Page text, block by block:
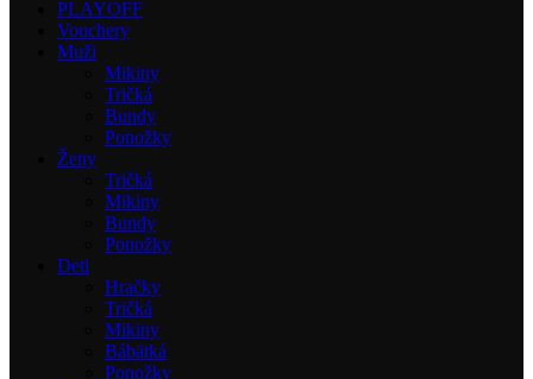
PLAYOFF
Vouchery
Muži
Mikiny
Tričká
Bundy
Ponožky
Ženy
Tričká
Mikiny
Bundy
Ponožky
Deti
Hračky
Tričká
Mikiny
Bábätká
Ponožky